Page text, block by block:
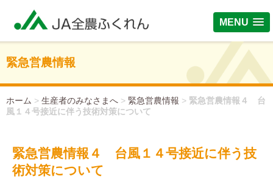
MENU
緊急営農情報
ホーム > 生産者のみなさまへ > 緊急営農情報 > 緊急営農情報４ 台
風１４号接近に伴う技術対策について
緊急営農情報４ 台風１４号接近に伴う技
術対策について